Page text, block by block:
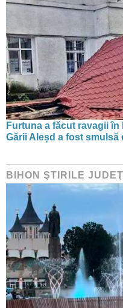
Furtuna a făcut ravagii în
Gării Aleșd a fost smulsă
BIHON ŞTIRILE